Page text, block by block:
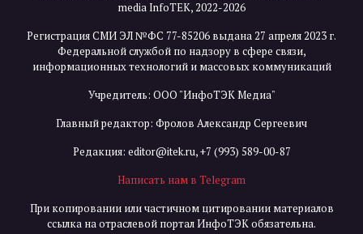
media InfoTEK, 2022-2026
Регистрация СМИ ЭЛ №ФС 77-85206 выдана 27 апреля 2023 г.
Федеральной службой по надзору в сфере связи,
информационных технологий и массовых коммуникаций
Учредитель: ООО "ИнфоТЭК Медиа"
Главный редактор: Фролов Александр Сергеевич
Редакция: editor@itek.ru,+7 (993) 589-00-87
Написать нам в Telegram
При копировании или частичном цитировании материалов
ссылка на отраслевой портал ИнфоТЭК обязательна.